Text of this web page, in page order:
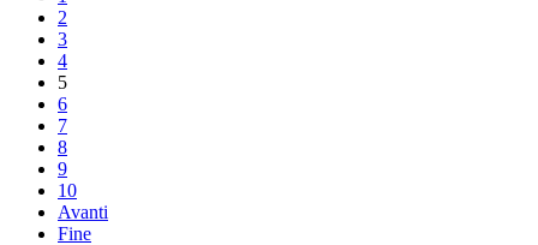
2
3
4
5
6
7
8
9
10
Avanti
Fine